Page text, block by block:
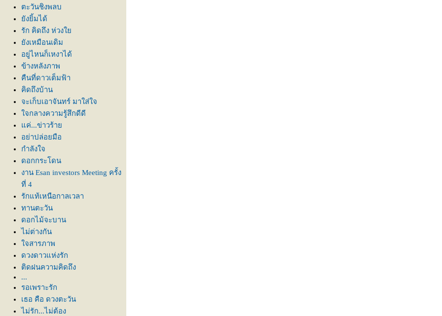
ตะวันชิงพลบ
ังยิ้มได้
รัก คิดถึง ห่วง
ังเหมือนเดิม
อยู่ไหนก็เหงาได้
ข้างหลังภาพ
คืนที่ดาวเต็มฟ้า
คิดถึงบ้าน
จะเก็บเอาจันทร์ มาใส่ใจ
จกลางความรู้สึกดีดี
ค่...ข่าวร้า
อย่าปล่อยมือ
กำลังใจ
ดอกกระโดน
งาน Esan investors Meeting ครั้ง
ที่ 4
รักแท้เหนือกาลเวลา
ทานตะวัน
ดอกไม้จะบาน
ไม่ต่างกัน
จสารภาพ
ดวงดาวแห่งรัก
ติดฝนความคิดถึง
...
รอเพราะรัก
เธอ คือ ดวงตะวัน
ไม่รัก...ไม่ต้อง